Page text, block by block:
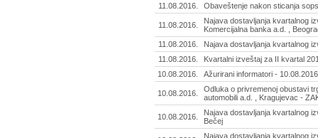
11.08.2016.
Obaveštenje nakon sticanja
11.08.2016.
Najava dostavljanja kvartalnog
Komercijalna banka a.d. ,
11.08.2016.
Najava dostavljanja kvartalnog
11.08.2016.
Kvartalni izveštaj za II kvartal
10.08.2016.
Ažurirani informatori - 10.08.2016
10.08.2016.
Odluka o privremenoj obustavi
automobili a.d. , Kragujevac -
10.08.2016.
Najava dostavljanja kvartalnog
Bečej
Najava dostavljanja kvartalnog